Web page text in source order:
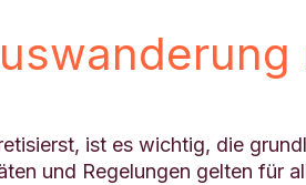
ist es wichtig, die
und Regelungen gelten für